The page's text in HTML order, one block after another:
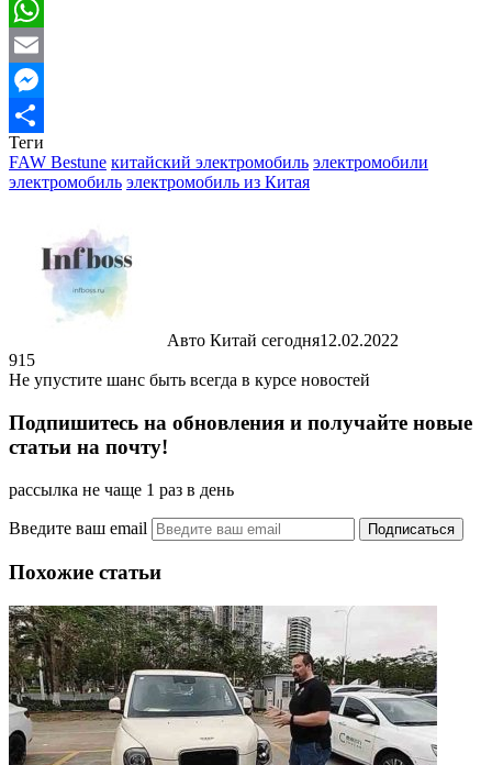
Viber
WhatsApp
Email
Messenger
Отправить
Теги
FAW Bestune китайский электромобиль электромобили
электромобиль электромобиль из Китая
Авто Китай сегодня12.02.2022
915
Не упустите шанс быть всегда в курсе новостей
Подпишитесь на обновления и получайте новые
статьи на почту!
рассылка не чаще 1 раз в день
Введите ваш email
Похожие статьи